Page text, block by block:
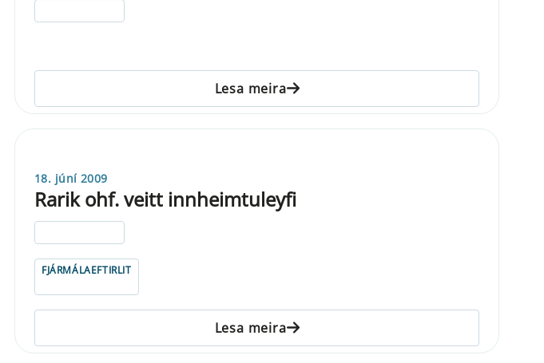
Lesa meira
18. júní 2009
Rarik ohf. veitt innheimtuleyfi
FJÁRMÁLAEFTIRLIT
Lesa meira